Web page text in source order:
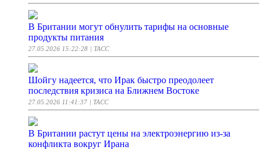
В Британии могут обнулить тарифы на основные
продукты питания
27.05.2026 15:22:28 | ТАСС
Шойгу надеется, что Ирак быстро преодолеет
последствия кризиса на Ближнем Востоке
27.05.2026 11:41:37 | ТАСС
В Британии растут цены на электроэнергию из-за
конфликта вокруг Ирана